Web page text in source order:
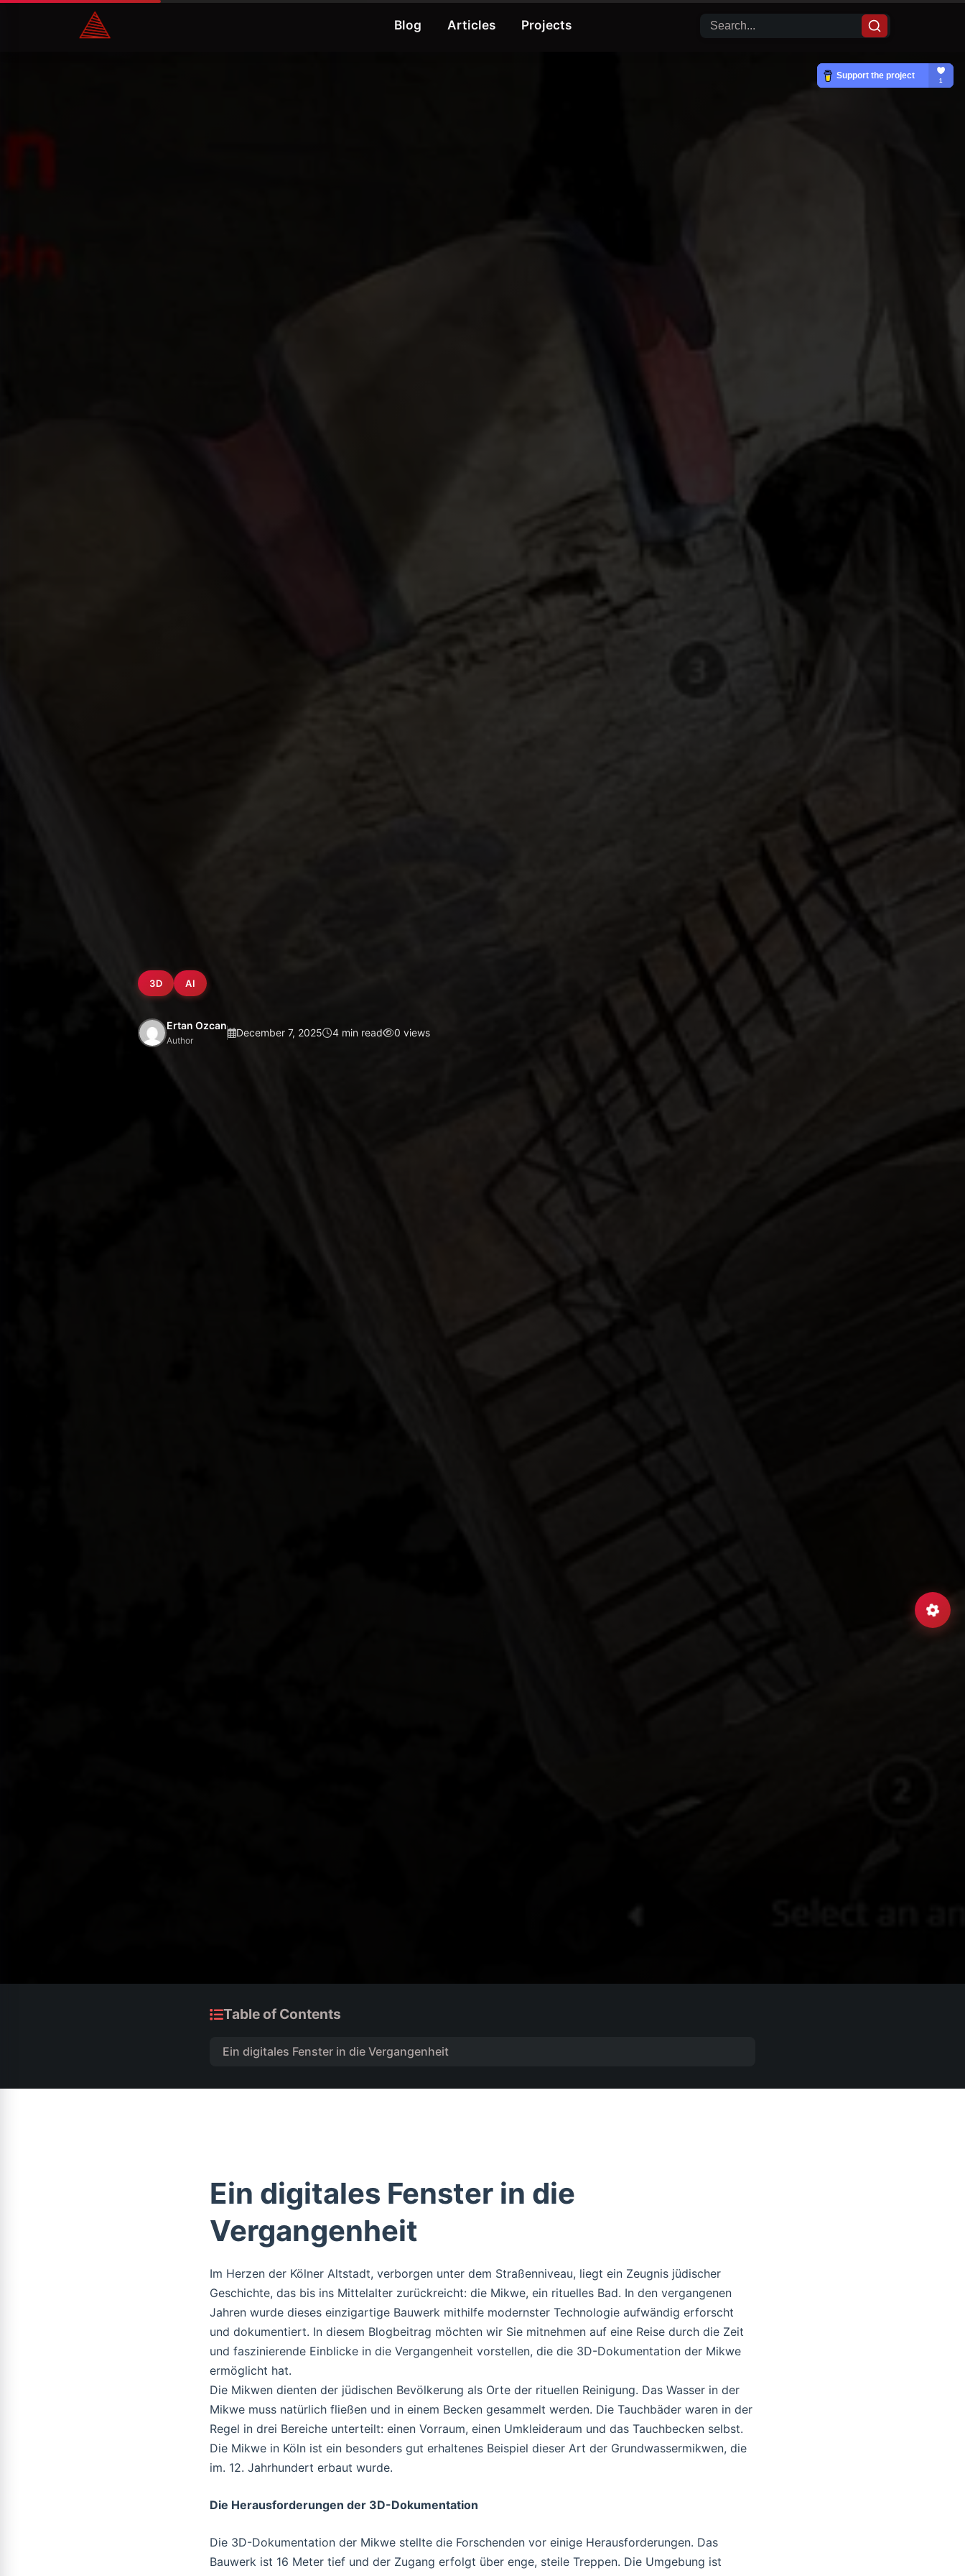
Blog Articles Projects
3D AI
Ertan Ozcan
Author
December 7, 2025 4 min read 0 views
Table of Contents
Ein digitales Fenster in die Vergangenheit
Ein digitales Fenster in die
Vergangenheit
Im Herzen der Kölner Altstadt, verborgen unter dem Straßenniveau, liegt ein Zeugnis jüdischer
Geschichte, das bis ins Mittelalter zurückreicht: die Mikwe, ein rituelles Bad. In den vergangenen
Jahren wurde dieses einzigartige Bauwerk mithilfe modernster Technologie aufwändig erforscht
und dokumentiert. In diesem Blogbeitrag möchten wir Sie mitnehmen auf eine Reise durch die Zeit
und faszinierende Einblicke in die Vergangenheit vorstellen, die die 3D-Dokumentation der Mikwe
ermöglicht hat.
Die Mikwen dienten der jüdischen Bevölkerung als Orte der rituellen Reinigung. Das Wasser in der
Mikwe muss natürlich fließen und in einem Becken gesammelt werden. Die Tauchbäder waren in der
Regel in drei Bereiche unterteilt: einen Vorraum, einen Umkleideraum und das Tauchbecken selbst.
Die Mikwe in Köln ist ein besonders gut erhaltenes Beispiel dieser Art der Grundwassermikwen, die
im. 12. Jahrhundert erbaut wurde.
Die Herausforderungen der 3D-Dokumentation
Die 3D-Dokumentation der Mikwe stellte die Forschenden vor einige Herausforderungen. Das
Bauwerk ist 16 Meter tief und der Zugang erfolgt über enge, steile Treppen. Die Umgebung ist